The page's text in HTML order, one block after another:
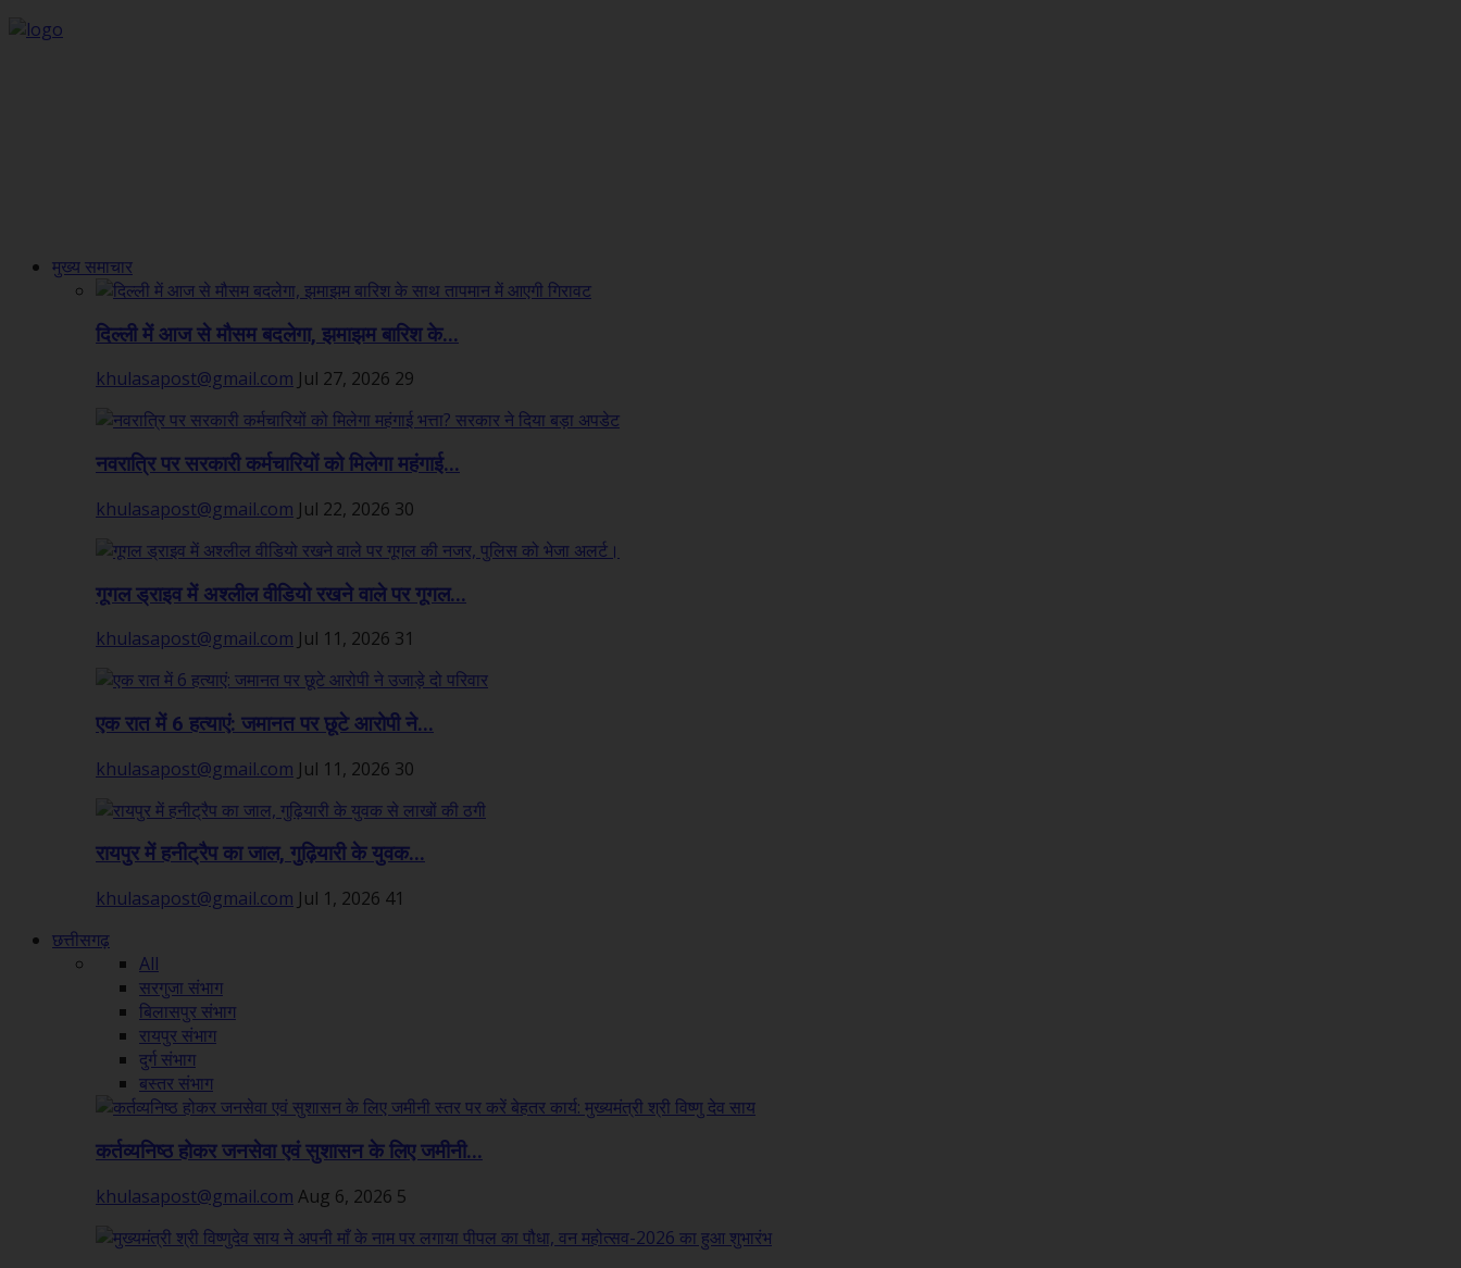
मुख्य समाचार
दिल्ली में आज से मौसम बदलेगा, झमाझम बारिश के...
khulasapost@gmail.com Jul 27, 2026 29
नवरात्रि पर सरकारी कर्मचारियों को मिलेगा महंगाई...
khulasapost@gmail.com Jul 22, 2026 30
गूगल ड्राइव में अश्लील वीडियो रखने वाले पर गूगल...
khulasapost@gmail.com Jul 11, 2026 31
एक रात में 6 हत्याएं: जमानत पर छूटे आरोपी ने...
khulasapost@gmail.com Jul 11, 2026 30
रायपुर में हनीट्रैप का जाल, गुढ़ियारी के युवक...
khulasapost@gmail.com Jul 1, 2026 41
छत्तीसगढ़
All
सरगुजा संभाग
बिलासपुर संभाग
रायपुर संभाग
दुर्ग संभाग
बस्तर संभाग
कर्तव्यनिष्ठ होकर जनसेवा एवं सुशासन के लिए जमीनी...
khulasapost@gmail.com Aug 6, 2026 5